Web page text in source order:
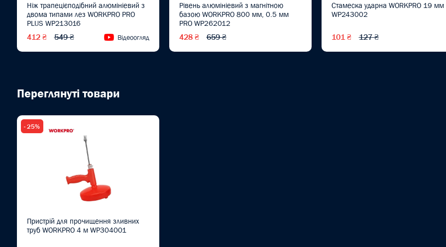
Ніж трапецієподібний алюмініевий з
двома типами лез WORKPRO PRO
PLUS WP213016
412 ₴ 549 ₴ Відеоогляд
Рівень алюмініевий з магнітною
базою WORKPRO 800 мм, 0.5 мм
PRO WP262012
428 ₴ 659 ₴
Стамеска ударна WORKPRO 19 мм
WP243002
101 ₴ 127 ₴
Переглянуті товари
- 25%
Пристрій для прочищення зливних
труб WORKPRO 4 м WP304001